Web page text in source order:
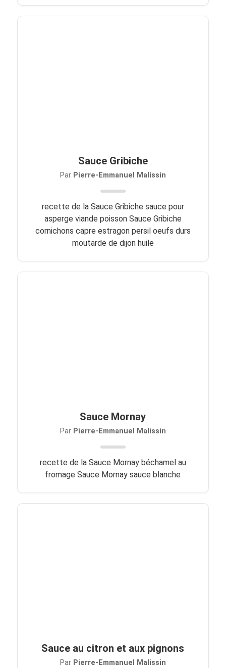
Sauce Gribiche
Par Pierre-Emmanuel Malissin
recette de la Sauce Gribiche sauce pour
asperge viande poisson Sauce Gribiche
cornichons capre estragon persil oeufs durs
moutarde de dijon huile
Sauce Mornay
Par Pierre-Emmanuel Malissin
recette de la Sauce Mornay béchamel au
fromage Sauce Mornay sauce blanche
Sauce au citron et aux pignons
Par Pierre-Emmanuel Malissin